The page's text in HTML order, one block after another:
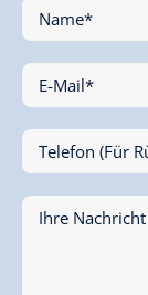
Name*
E-Mail*
Telefon (Für
Ihre Nachricht